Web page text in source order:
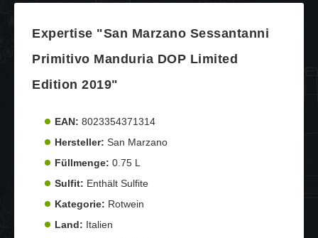
Expertise "San Marzano Sessantanni
Primitivo Manduria DOP Limited
Edition 2019"
EAN: 8023354371314
Hersteller: San Marzano
Füllmenge: 0.75 L
Sulfit: Enthält Sulfite
Kategorie: Rotwein
Land: Italien